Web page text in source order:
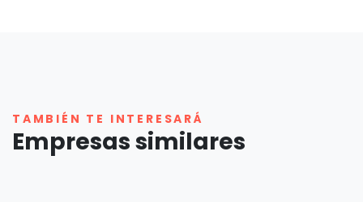
TAMBIÉN TE INTERESARÁ
Empresas similares